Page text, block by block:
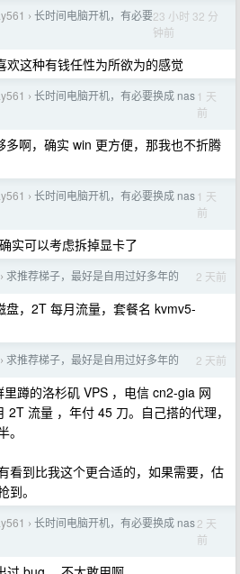
› 长时间电脑开机，有必要23 小时 32 分
钟前
欢这种有钱任性为所欲为的感觉
› 长时间电脑开机，有必要换成 nas 1 天
前
多啊，确实 win 更方便，那我也不折腾
› 长时间电脑开机，有必要换成 nas 1 天
前
实可以考虑拆掉显卡了
› 求推荐梯子，最好是自用过好多年的 2 天前
盘，2T 每月流量，套餐名 kvmv5-
› 求推荐梯子，最好是自用过好多年的 2 天前
蹲的洛杉矶 VPS ，电信 cn2-gia 网
2T 流量 ，年付 45 刀。自己搭的代理，
看到比我这个更合适的，如果需要，估
。
› 长时间电脑开机，有必要换成 nas2 天
前